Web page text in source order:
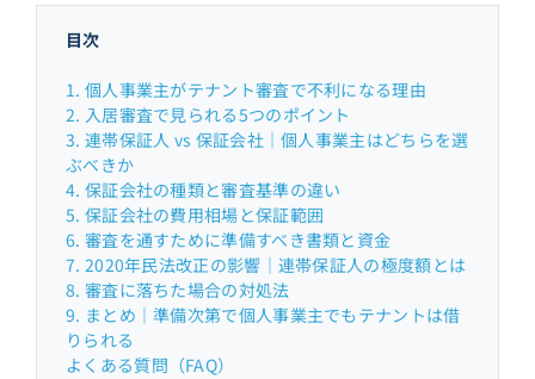
目次
1. 個人事業主がテナント審査で不利になる理由
2. 入居審査で見られる5つのポイント
3. 連帯保証人 vs 保証会社｜個人事業主はどちらを選
ぶべきか
4. 保証会社の種類と審査基準の違い
5. 保証会社の費用相場と保証範囲
6. 審査を通すために準備すべき書類と資金
7. 2020年民法改正の影響｜連帯保証人の極度額とは
8. 審査に落ちた場合の対処法
9. まとめ｜準備次第で個人事業主でもテナントは借
りられる
よくある質問（FAQ）